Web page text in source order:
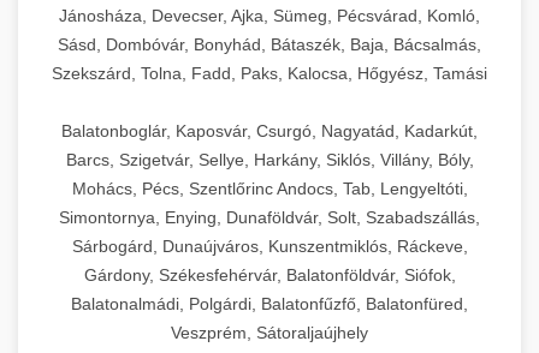
Jánosháza, Devecser, Ajka, Sümeg, Pécsvárad, Komló,
Sásd, Dombóvár, Bonyhád, Bátaszék, Baja, Bácsalmás,
Szekszárd, Tolna, Fadd, Paks, Kalocsa, Hőgyész, Tamási
Balatonboglár, Kaposvár, Csurgó, Nagyatád, Kadarkút,
Barcs, Szigetvár, Sellye, Harkány, Siklós, Villány, Bóly,
Mohács, Pécs, Szentlőrinc Andocs, Tab, Lengyeltóti,
Simontornya, Enying, Dunaföldvár, Solt, Szabadszállás,
Sárbogárd, Dunaújváros, Kunszentmiklós, Ráckeve,
Gárdony, Székesfehérvár, Balatonföldvár, Siófok,
Balatonalmádi, Polgárdi, Balatonfűzfő, Balatonfüred,
Veszprém, Sátoraljaújhely